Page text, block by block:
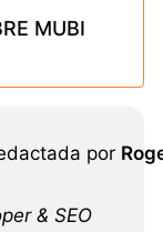
MUBI
por
& SEO